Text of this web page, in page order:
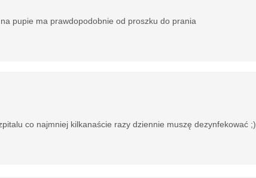
pupie ma prawdopodobnie od proszku do prania
co najmniej kilkanaście razy dziennie muszę dezynfekować ;)